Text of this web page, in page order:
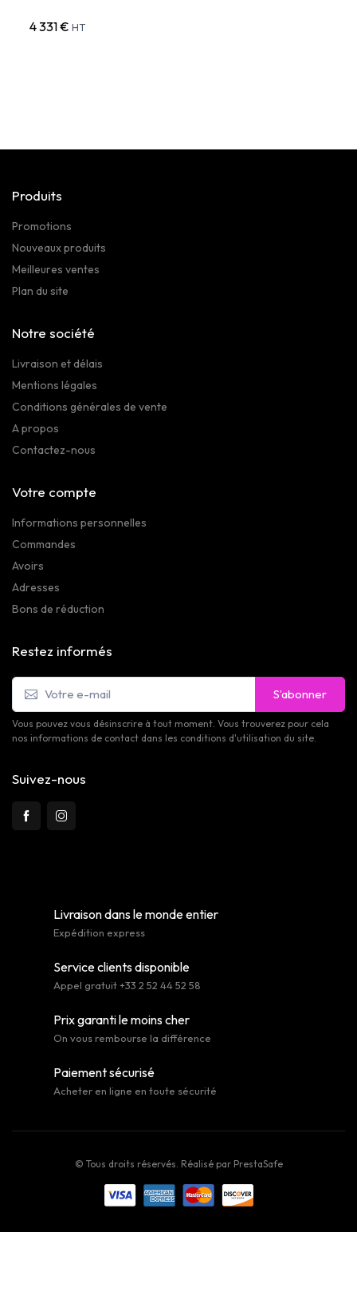
4 331 € HT
Produits
Promotions
Nouveaux produits
Meilleures ventes
Plan du site
Notre société
Livraison et délais
Mentions légales
Conditions générales de vente
A propos
Contactez-nous
Votre compte
Informations personnelles
Commandes
Avoirs
Adresses
Bons de réduction
Restez informés
S’abonner
Vous pouvez vous désinscrire à tout moment. Vous trouverez pour cela
nos informations de contact dans les conditions d'utilisation du site.
Suivez-nous
Livraison dans le monde entier
Expédition express
Service clients disponible
Appel gratuit +33 2 52 44 52 58
Prix garanti le moins cher
On vous rembourse la différence
Paiement sécurisé
Acheter en ligne en toute sécurité
© Tous droits réservés. Réalisé par PrestaSafe